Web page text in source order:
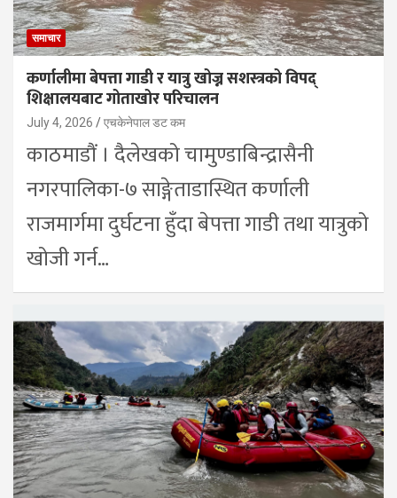
समाचार
कर्णालीमा बेपत्ता गाडी र यात्रु खोज्न सशस्त्रको विपद्
शिक्षालयबाट गोताखोर परिचालन
July 4, 2026 एचकेनेपाल डट कम
काठमाडौं । दैलेखको चामुण्डाबिन्द्रासैनी
नगरपालिका-७ साङ्गेताडास्थित कर्णाली
राजमार्गमा दुर्घटना हुँदा बेपत्ता गाडी तथा यात्रुको
खोजी गर्न…